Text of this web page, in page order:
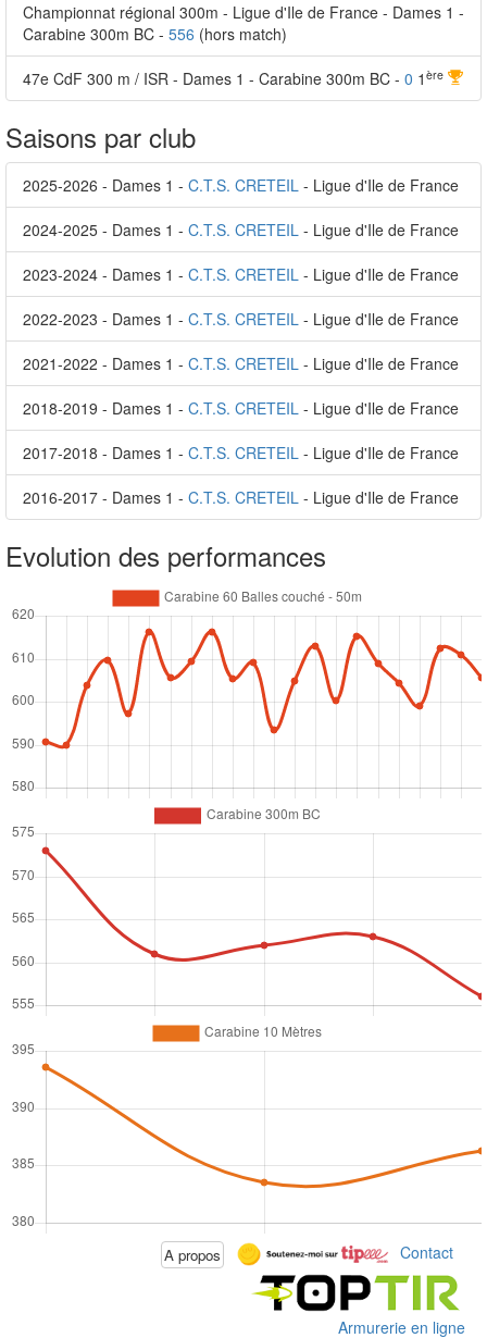
Championnat régional 300m - Ligue d'Ile de France - Dames 1 -
Carabine 300m BC - 556 (hors match)
47e CdF 300 m / ISR - Dames 1 - Carabine 300m BC - 0 1 ère
Saisons par club
2025-2026 - Dames 1 - C.T.S. CRETEIL - Ligue d'Ile de France
2024-2025 - Dames 1 - C.T.S. CRETEIL - Ligue d'Ile de France
2023-2024 - Dames 1 - C.T.S. CRETEIL - Ligue d'Ile de France
2022-2023 - Dames 1 - C.T.S. CRETEIL - Ligue d'Ile de France
2021-2022 - Dames 1 - C.T.S. CRETEIL - Ligue d'Ile de France
2018-2019 - Dames 1 - C.T.S. CRETEIL - Ligue d'Ile de France
2017-2018 - Dames 1 - C.T.S. CRETEIL - Ligue d'Ile de France
2016-2017 - Dames 1 - C.T.S. CRETEIL - Ligue d'Ile de France
Evolution des performances
A propos Contact
Armurerie en ligne